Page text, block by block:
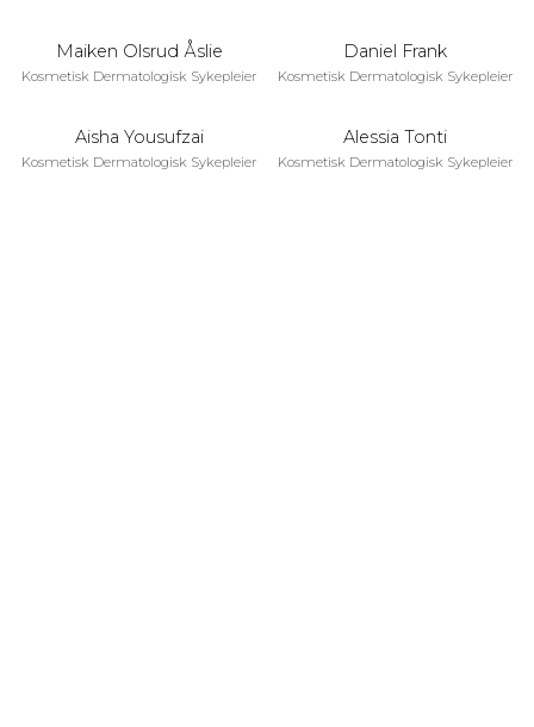
Maiken Olsrud Åslie
Kosmetisk Dermatologisk Sykepleier
Daniel Frank
Kosmetisk Dermatologisk Sykepleier
Aisha Yousufzai
Kosmetisk Dermatologisk Sykepleier
Alessia Tonti
Kosmetisk Dermatologisk Sykepleier